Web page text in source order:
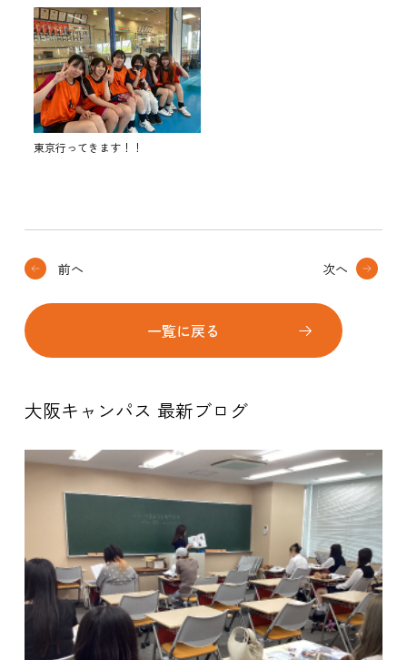
東京行ってきます！！
前へ
一覧に戻る
次へ
大阪キャンパス 最新ブログ